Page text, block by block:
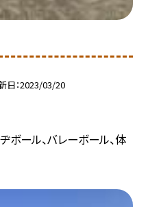
日 2023/03/20
ボール、バレーボール、体